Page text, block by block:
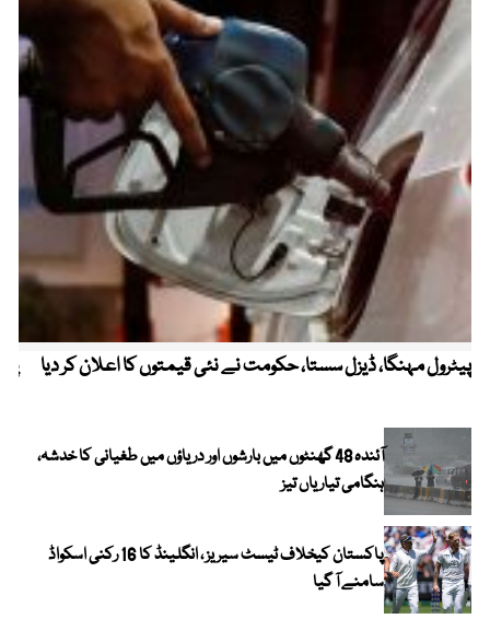
پیٹرول مہنگا، ڈیزل سستا، حکومت نے نئی قیمتوں کا اعلان کر دیا
آئندہ 48 گھنٹوں میں بارشوں اور دریاؤں میں طغیانی کا خدشہ،
ہنگامی تیاریاں تیز
پاکستان کیخلاف ٹیسٹ سیریز ، انگلینڈ کا 16 رکنی اسکواڈ
سامنے آ گیا